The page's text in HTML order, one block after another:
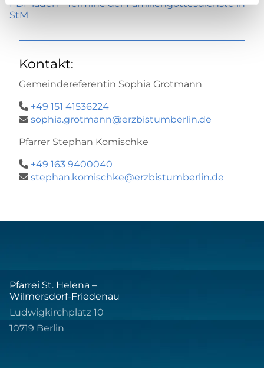
PDF laden - Termine der Familiengottesdienste in
StM
Kontakt:
Gemeindereferentin Sophia Grotmann
 +49 151 41536224
 sophia.grotmann@erzbistumberlin.de
Pfarrer Stephan Komischke
 +49 163 9400040
 stephan.komischke@erzbistumberlin.de
Pfarrei St. Helena –
Wilmersdorf-Friedenau
Ludwigkirchplatz 10
10719 Berlin